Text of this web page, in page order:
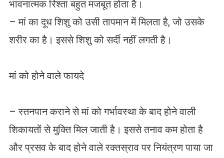
भावनात्मक रिश्ता बहुत मजबूत होता है।
– मां का दूध शिशु को उसी तापमान में मिलता है, जो उसके
शरीर का है। इससे शिशु को सर्दी नहीं लगती है।
मां को होने वाले फायदे
– स्तनपान कराने से मां को गर्भावस्था के बाद होने वाली
शिकायतों से मुक्ति मिल जाती है। इससे तनाव कम होता है
और प्रसव के बाद होने वाले रक्तस्राव पर नियंत्रण पाया जा